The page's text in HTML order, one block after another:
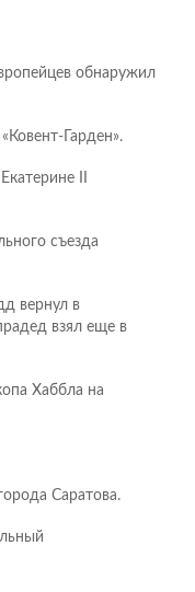
обнаружил
Гарден».
II
съезда
вернул в
взял еще в
Хаббла на
Саратова.